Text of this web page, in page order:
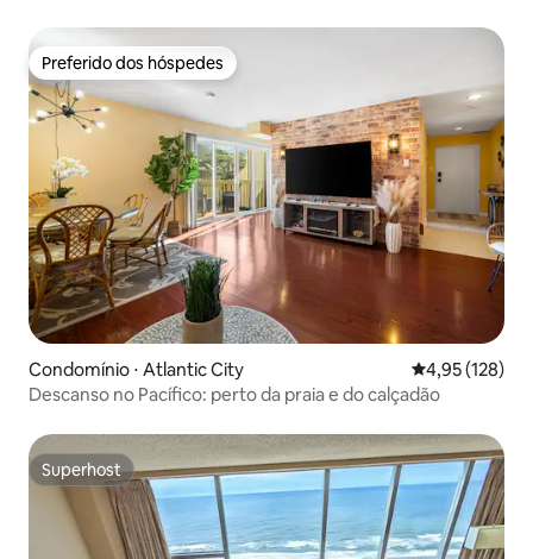
Preferido dos hóspedes
Preferido dos hóspedes
Condomínio ⋅ Atlantic City 4,95 de uma
4,95 (128)
Descanso no Pacífico: perto da praia e do calçadão
Superhost
Superhost